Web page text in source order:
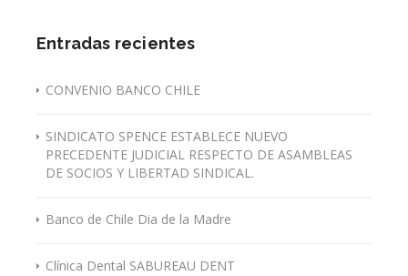
Entradas recientes
CONVENIO BANCO CHILE
SINDICATO SPENCE ESTABLECE NUEVO
PRECEDENTE JUDICIAL RESPECTO DE ASAMBLEAS
DE SOCIOS Y LIBERTAD SINDICAL.
Banco de Chile Dia de la Madre
Clínica Dental SABUREAU DENT